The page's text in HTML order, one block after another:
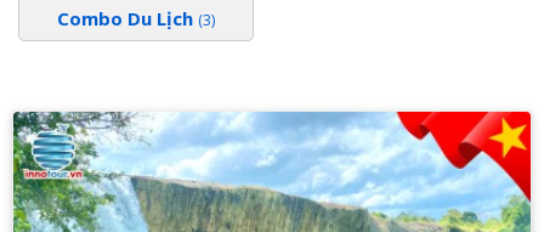
Combo Du Lịch (3)